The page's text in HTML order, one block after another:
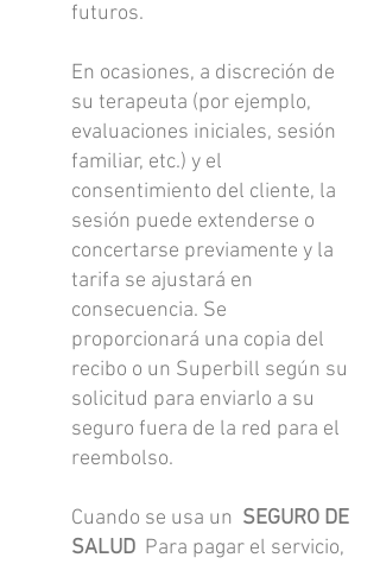
futuros.
En ocasiones, a discreción de
su terapeuta (por ejemplo,
evaluaciones iniciales, sesión
familiar, etc.) y el
consentimiento del cliente, la
sesión puede extenderse o
concertarse previamente y la
tarifa se ajustará en
consecuencia. Se
proporcionará una copia del
recibo o un Superbill según su
solicitud para enviarlo a su
seguro fuera de la red para el
reembolso.
Cuando se usa un SEGURO DE
SALUD Para pagar el servicio,